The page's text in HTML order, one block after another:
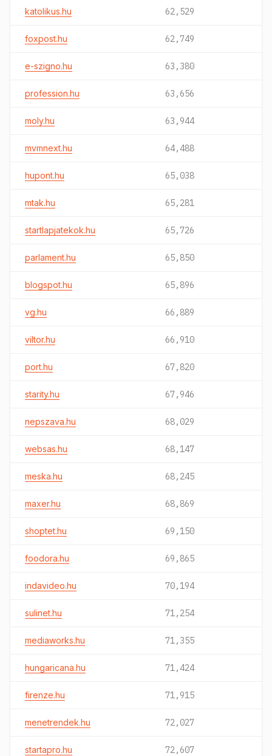
katolikus.hu 62,529
foxpost.hu 62,749
e-szigno.hu 63,380
profession.hu 63,656
moly.hu 63,944
mvmnext.hu 64,488
hupont.hu 65,038
mtak.hu 65,281
startlapjatekok.hu 65,726
parlament.hu 65,850
blogspot.hu 65,896
vg.hu 66,889
viltor.hu 66,910
port.hu 67,820
starity.hu 67,946
nepszava.hu 68,029
websas.hu 68,147
meska.hu 68,245
maxer.hu 68,869
shoptet.hu 69,150
foodora.hu 69,865
indavideo.hu 70,194
sulinet.hu 71,254
mediaworks.hu 71,355
hungaricana.hu 71,424
firenze.hu 71,915
menetrendek.hu 72,027
startapro.hu 72,607